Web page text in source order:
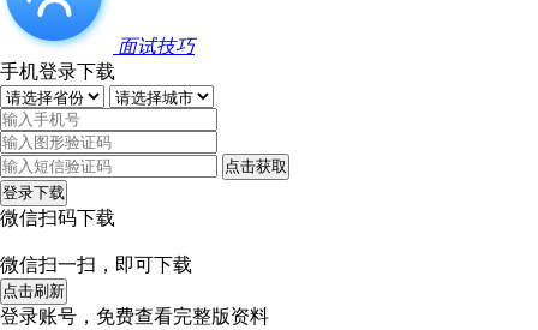
面试技巧
手机登录下载
点击获取
登录下载
微信扫码下载
微信扫一扫，即可下载
点击刷新
登录账号，免费查看完整版资料